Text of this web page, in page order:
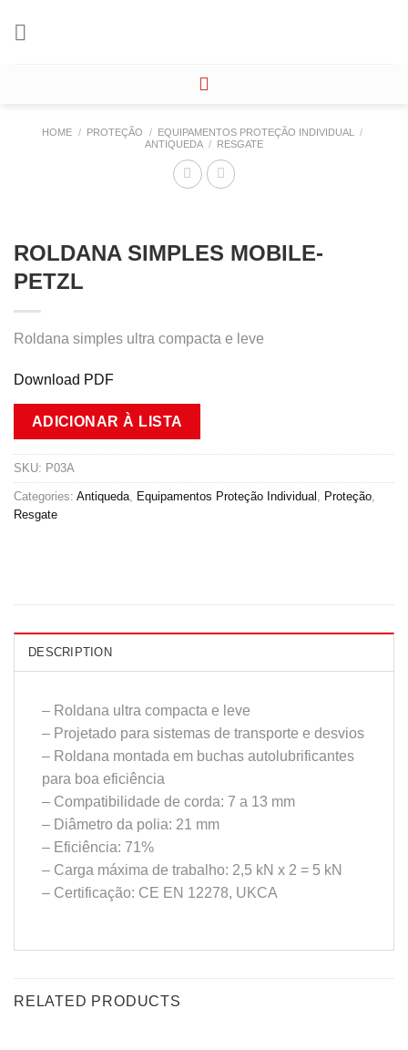
HOME / PROTEÇÃO / EQUIPAMENTOS PROTEÇÃO INDIVIDUAL
/
ANTIQUEDA / RESGATE
ROLDANA SIMPLES MOBILE-
PETZL
Roldana simples ultra compacta e leve
Download PDF
ADICIONAR À LISTA
SKU: P03A
Categories: Antiqueda Equipamentos Proteção Individual Proteção
Resgate
DESCRIPTION
– Roldana ultra compacta e leve
– Projetado para sistemas de transporte e desvios
– Roldana montada em buchas autolubrificantes
para boa eficiência
– Compatibilidade de corda: 7 a 13 mm
– Diâmetro da polia: 21 mm
– Eficiência: 71%
– Carga máxima de trabalho: 2,5 kN x 2 = 5 kN
– Certificação: CE EN 12278, UKCA
RELATED PRODUCTS